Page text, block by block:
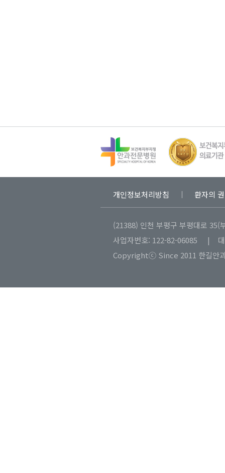
개인정보처리방침 환자의
(21388) 인천 부평구 부평대로
사업자번호: 122-82-06085 | 대
Copyrightⓒ Since 2011 한길안